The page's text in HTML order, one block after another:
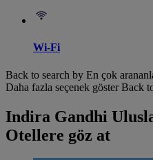
Wi-Fi
Back to search by En çok
Daha fazla seçenek göster Back
Indira Gandhi
Otellere göz at